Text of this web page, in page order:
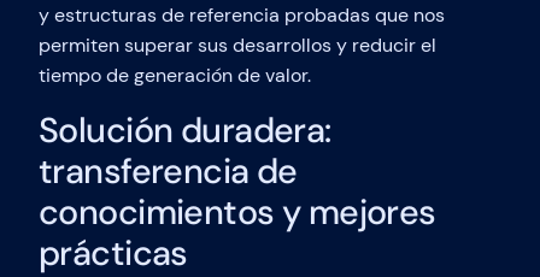
y estructuras de referencia probadas que nos
permiten superar sus desarrollos y reducir el
tiempo de generación de valor.
Solución duradera:
transferencia de
conocimientos y mejores
prácticas